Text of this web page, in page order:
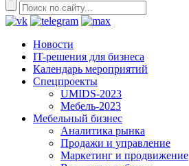
Новости
IT-решения для бизнеса
Календарь мероприятий
Спецпроекты
UMIDS-2023
Мебель-2023
Мебельный бизнес
Аналитика рынка
Продажи и управление
Маркетинг и продвижение